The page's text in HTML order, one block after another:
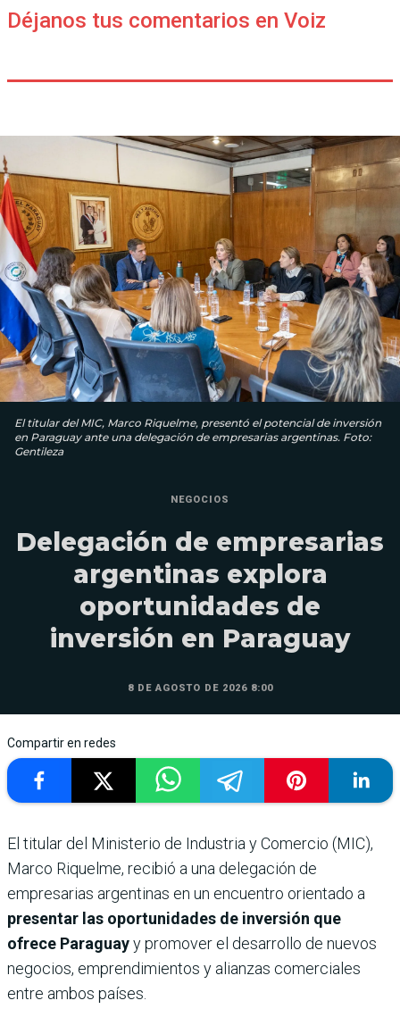
Déjanos tus comentarios en Voiz
El titular del MIC, Marco Riquelme, presentó el potencial de inversión
en Paraguay ante una delegación de empresarias argentinas. Foto:
Gentileza
NEGOCIOS
Delegación de empresarias
argentinas explora
oportunidades de
inversión en Paraguay
8 DE AGOSTO DE 2026 8:00
Compartir en redes
El titular del Ministerio de Industria y Comercio (MIC),
Marco Riquelme, recibió a una delegación de
empresarias argentinas en un encuentro orientado a
presentar las oportunidades de inversión que
ofrece Paraguayy promover el desarrollo de nuevos
negocios, emprendimientos y alianzas comerciales
entre ambos países.